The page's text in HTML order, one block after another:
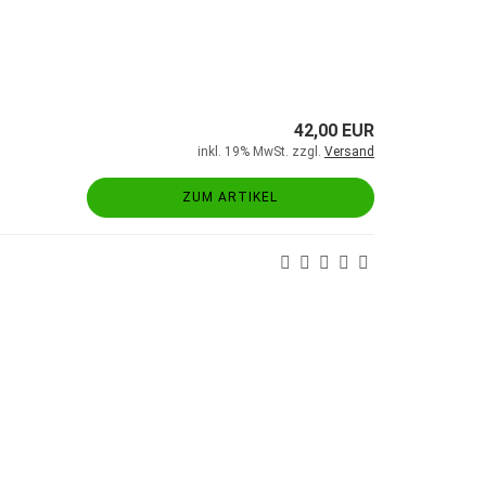
42,00 EUR
inkl. 19% MwSt. zzgl. Versand
ZUM ARTIKEL